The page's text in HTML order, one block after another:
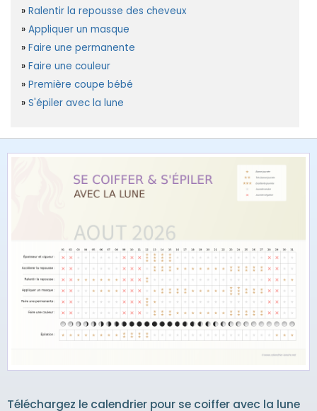
Ralentir la repousse des cheveux
Appliquer un masque
Faire une permanente
Faire une couleur
Première coupe bébé
S'épiler avec la lune
Téléchargez le calendrier pour se coiffer avec la lune